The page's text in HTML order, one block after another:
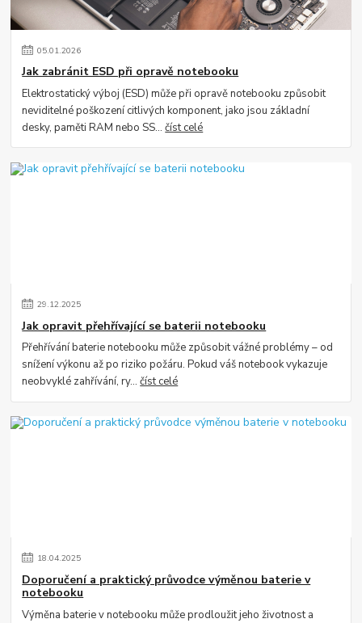
05.01.2026
Jak zabránit ESD při opravě notebooku
Elektrostatický výboj (ESD) může při opravě notebooku způsobit
neviditelné poškození citlivých komponent, jako jsou základní
desky, paměti RAM nebo SS...číst celé
29.12.2025
Jak opravit přehřívající se baterii notebooku
Přehřívání baterie notebooku může způsobit vážné problémy – od
snížení výkonu až po riziko požáru. Pokud váš notebook vykazuje
neobvyklé zahřívání, ry...číst celé
18.04.2025
Doporučení a praktický průvodce výměnou baterie v
notebooku
Výměna baterie v notebooku může prodloužit jeho životnost a